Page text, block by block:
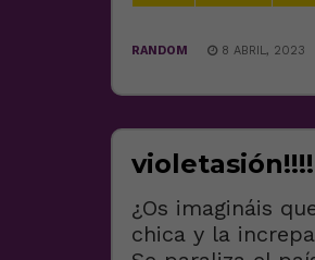
RANDOM 8 ABRIL, 2023
¿Os imagináis
chica y la